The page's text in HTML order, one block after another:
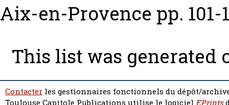
Aix-en-Provence pp. 101-
This list was generated
Contacter les gestionnaires fonctionnels du dépôt/